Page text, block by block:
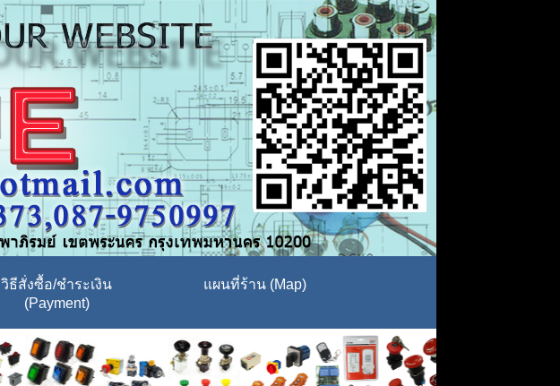
วิธีสั่งซื้อ/ชำระเงิน
(Payment)
แผนที่ร้าน (Map)